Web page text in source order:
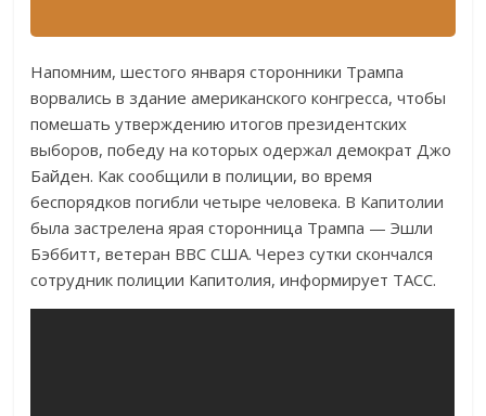
Напомним, шестого января сторонники Трампа
ворвались в здание американского конгресса, чтобы
помешать утверждению итогов президентских
выборов, победу на которых одержал демократ Джо
Байден. Как сообщили в полиции, во время
беспорядков погибли четыре человека. В Капитолии
была застрелена ярая сторонница Трампа — Эшли
Бэббитт, ветеран ВВС США. Через сутки скончался
сотрудник полиции Капитолия, информирует ТАСС.